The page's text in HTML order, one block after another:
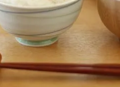
農薬・農業資材
電子材料
ライフサイエンス
CDMO
戦略